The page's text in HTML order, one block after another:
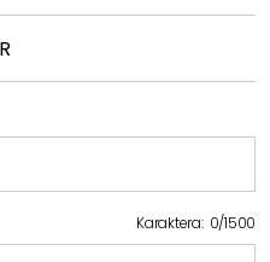
Karaktera: 0/1500